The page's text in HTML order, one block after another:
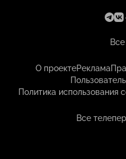
О проектеРеклама
Политика использования
Все